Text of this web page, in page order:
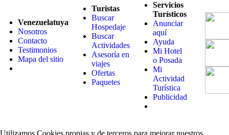
Venezuelatuya
Nosotros
Contacto
Testimonios
Mapa del sitio
Turistas
Buscar
Hospedaje
Buscar
Actividades
Asesoría en
viajes
Ofertas
Paquetes
Servicios
Turísticos
Anunciar
aquí
Ayuda
Mi Hotel
o Posada
Mi
Actividad
Turística
Publicidad
Utilizamos Cookies propias y de terceros para mejorar nuestros